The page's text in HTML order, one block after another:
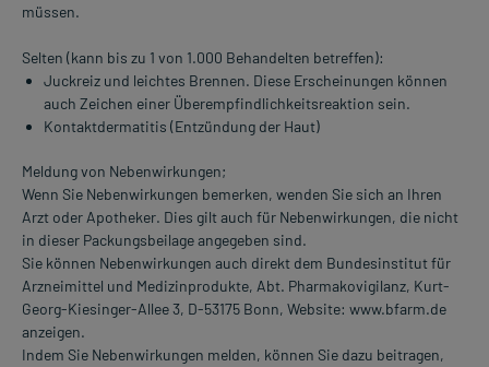
müssen.
Selten (kann bis zu 1 von 1.000 Behandelten betreffen):
Juckreiz und leichtes Brennen. Diese Erscheinungen können
auch Zeichen einer Überempfindlichkeitsreaktion sein.
Kontaktdermatitis (Entzündung der Haut)
Meldung von Nebenwirkungen;
Wenn Sie Nebenwirkungen bemerken, wenden Sie sich an Ihren
Arzt oder Apotheker. Dies gilt auch für Nebenwirkungen, die nicht
in dieser Packungsbeilage angegeben sind.
Sie können Nebenwirkungen auch direkt dem Bundesinstitut für
Arzneimittel und Medizinprodukte, Abt. Pharmakovigilanz, Kurt-
Georg-Kiesinger-Allee 3, D-53175 Bonn, Website: www.bfarm.de
anzeigen.
Indem Sie Nebenwirkungen melden, können Sie dazu beitragen,